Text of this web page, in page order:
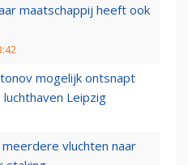
maatschappij heeft ook
mogelijk ontsnapt
luchthaven Leipzig
vluchten naar